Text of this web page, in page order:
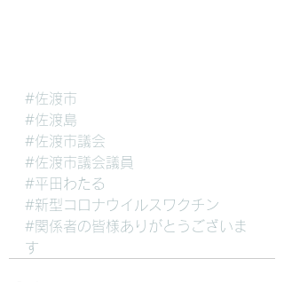
#佐渡市
#佐渡島
#佐渡市議会
#佐渡市議会議員
#平田わたる
#新型コロナウイルスワクチン
#関係者の皆様ありがとうございま
す